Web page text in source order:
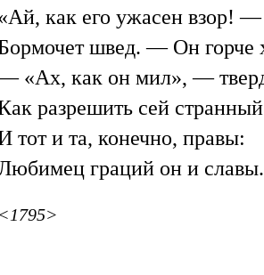
как его ужасен взор! —
швед. — Он горче
«Ах, как он мил», —
разрешить сей
тот и та, конечно, правы:
граций он и славы.
<1795>